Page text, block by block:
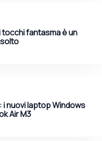
fantasma è un
nuovi laptop Windows
Air M3